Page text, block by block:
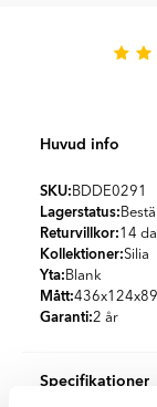
Huvud info
SKU: BDDE0291
Lagerstatus:
Returvillkor:14
Kollektioner:Silia
Yta: Blank
Mått:436x124x89
Garanti:2 år
Specifikationer